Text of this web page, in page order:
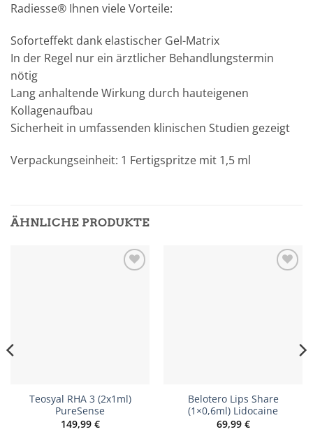
Radiesse® Ihnen viele Vorteile:
Soforteffekt dank elastischer Gel-Matrix
In der Regel nur ein ärztlicher Behandlungstermin
nötig
Lang anhaltende Wirkung durch hauteigenen
Kollagenaufbau
Sicherheit in umfassenden klinischen Studien gezeigt
Verpackungseinheit: 1 Fertigspritze mit 1,5 ml
ÄHNLICHE PRODUKTE
Teosyal RHA 3 (2x1ml)
PureSense
149,99 €
Belotero Lips Share
(1×0,6ml) Lidocaine
69,99 €